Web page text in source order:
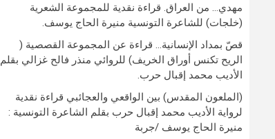
مهدي… من العراق. قراءة نقدية للمجموعة الشعرية
(خلجات) للشاعرة التونسية منيرة الحاج يوسف.
قصّ بمداد الإنسانية… قراءة عن المجموعة القصصية (
الريح تكنس أوراق الخريف) للروائي منذر فالح غزالي بقلم
الأديب محمد إقبال حرب.
(الملعون المقدس) بين الواقعي والعجائبي قراءة نقدية
لرواية الأديب محمد إقبال حرب بقلم الشاعرة التونسية :
منيرة الحاج يوسف /جربة